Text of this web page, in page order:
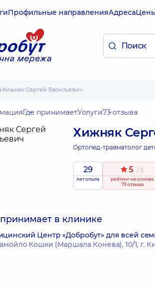
Профильные направленияАдреса
Хижняк Сергей Васильевич
Где принимаетУслуги73 отзыва
Хижняк
Ортопед-травматолог
29
лет опыта
5 / 5
рейтингна основе
73 отзыва
в клинике
Центр «Добробут» для всей
Кошки (Маршала Конева), 10/1, г.